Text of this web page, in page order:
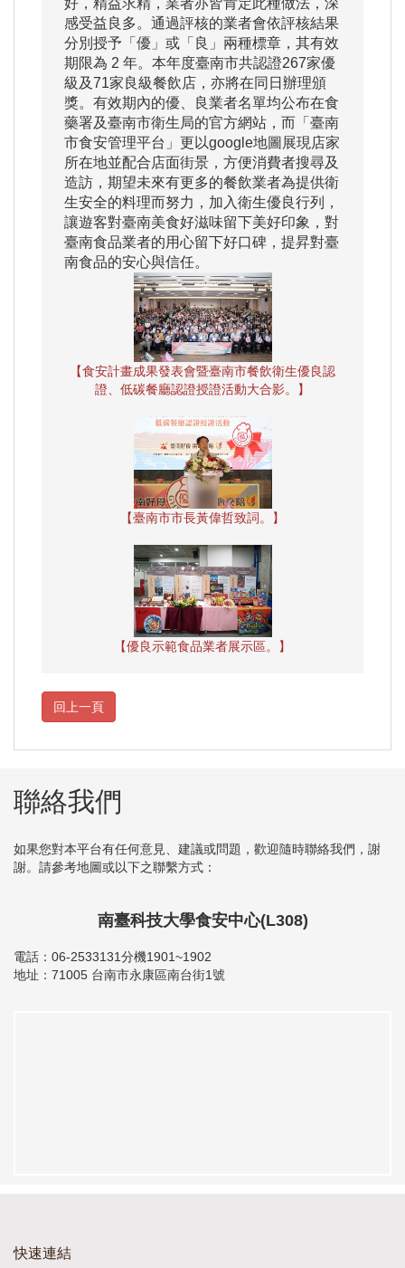
好，精益求精，業者亦皆肯定此種做法，深
感受益良多。通過評核的業者會依評核結果
分別授予「優」或「良」兩種標章，其有效
期限為 2 年。本年度臺南市共認證267家優
級及71家良級餐飲店，亦將在同日辦理頒
獎。有效期內的優、良業者名單均公布在食
藥署及臺南市衛生局的官方網站，而「臺南
市食安管理平台」更以google地圖展現店家
所在地並配合店面街景，方便消費者搜尋及
造訪，期望未來有更多的餐飲業者為提供衛
生安全的料理而努力，加入衛生優良行列，
讓遊客對臺南美食好滋味留下美好印象，對
臺南食品業者的用心留下好口碑，提昇對臺
南食品的安心與信任。
【食安計畫成果發表會暨臺南市餐飲衛生優良認
證、低碳餐廳認證授證活動大合影。】
【臺南市市長黃偉哲致詞。】
【優良示範食品業者展示區。】
聯絡我們
如果您對本平台有任何意見、建議或問題，歡迎隨時聯絡我們，謝
謝。請參考地圖或以下之聯繫方式：
南臺科技大學食安中心(L308)
電話：06-2533131分機1901~1902
地址：71005 台南市永康區南台街1號
快速連結